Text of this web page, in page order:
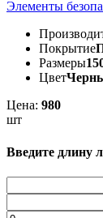
Элементы
Покрытие
Размеры
Цвет
Цена: 980
шт
Введите длину